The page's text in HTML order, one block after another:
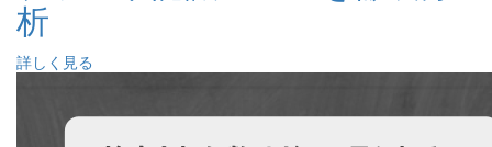
析
詳しく見る